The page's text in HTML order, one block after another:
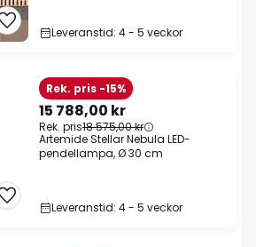
Leveranstid: 4 - 5 veckor
15 788,00 kr
Rek. pris18 575,00 kr
Rek. pris -15%
Artemide Stellar Nebula LED-
pendellampa, Ø 30 cm
Leveranstid: 4 - 5 veckor